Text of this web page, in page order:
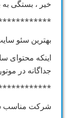
خیر ، بستگی
بهترین سئو
اینکه
جداگانه در
شرکت مناسب